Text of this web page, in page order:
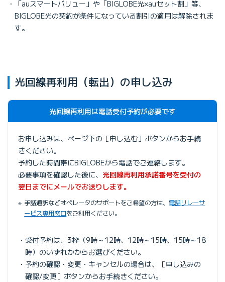
「auスマートバリュー」や「BIGLOBE光×auセット割」等、
BIGLOBE光の契約が条件になっている割引の適用は解除されま
す。
光回線再利用（転出）の申し込み
光回線再利用は電話受付予約が必要です
お申し込みは、ページ下の［申し込む］ボタンからお手続
きください。
予約した時間帯にBIGLOBEから電話でご連絡します。
必要事項を確認した後に、 光回線再利用承諾番号を受付の
翌日までにメールでお送りします。
手話通訳などオペレータのサポートをご希望の方は、 電話リレーサ
ービス専用窓口をご利用ください。
受付予約は、3枠（9時～12時、12時～15時、15時～18
時）のいずれかからお選びください。
予約の確認・変更・キャンセルの場合は、［申し込みの
確認/変更］ボタンからお手続きください。